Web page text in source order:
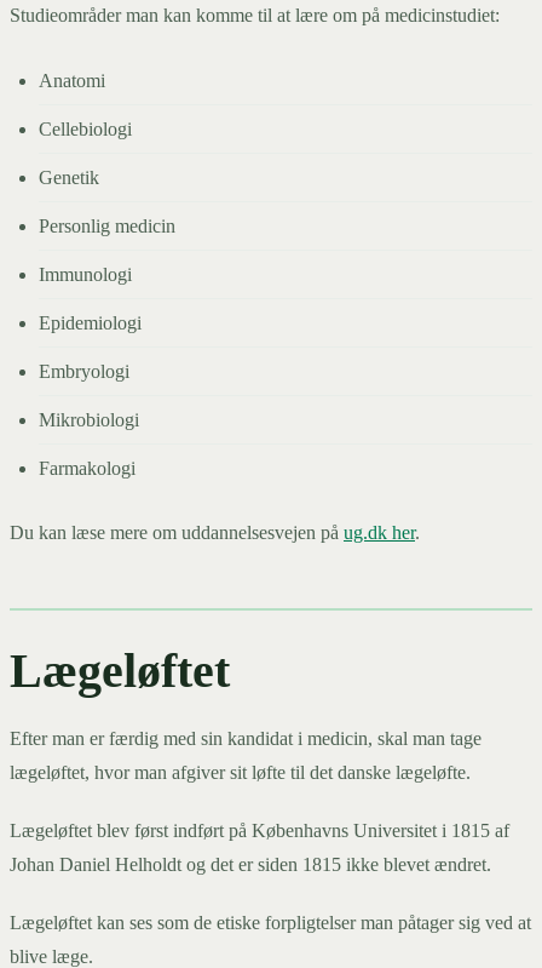
Studieområder man kan komme til at lære om på medicinstudiet:
Anatomi
Cellebiologi
Genetik
Personlig medicin
Immunologi
Epidemiologi
Embryologi
Mikrobiologi
Farmakologi
Du kan læse mere om uddannelsesvejen på ug.dk her.
Lægeløftet
Efter man er færdig med sin kandidat i medicin, skal man tage
lægeløftet, hvor man afgiver sit løfte til det danske lægeløfte.
Lægeløftet blev først indført på Københavns Universitet i 1815 af
Johan Daniel Helholdt og det er siden 1815 ikke blevet ændret.
Lægeløftet kan ses som de etiske forpligtelser man påtager sig ved at
blive læge.